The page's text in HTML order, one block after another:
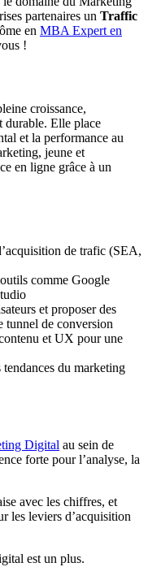
partenaires un Traffic
en MBA Expert en
!
croissance,
durable. Elle place
et la performance au
jeune et
en ligne grâce à un
de trafic (SEA,
comme Google
et proposer des
tunnel de conversion
et UX pour une
du marketing
Digital au sein de
forte pour l’analyse, la
avec les chiffres, et
les leviers d’acquisition
est un plus.